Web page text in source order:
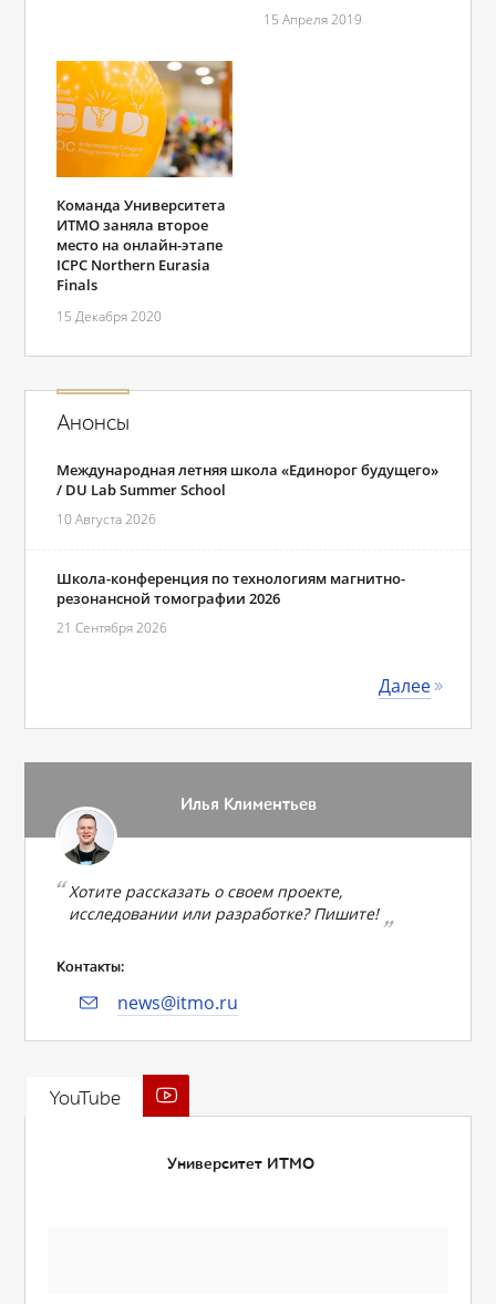
15 Апреля 2019
Команда Университета
ИТМО заняла второе
место на онлайн-этапе
ICPC Northern Eurasia
Finals
15 Декабря 2020
Анонсы
Международная летняя школа «Единорог будущего»
/ DU Lab Summer School
10 Августа 2026
Школа-конференция по технологиям магнитно-
резонансной томографии 2026
21 Сентября 2026
Далее
Илья Климентьев
Хотите рассказать о своем проекте,
исследовании или разработке? Пишите!
Контакты:
news@itmo.ru
YouTube
Университет ИТМО